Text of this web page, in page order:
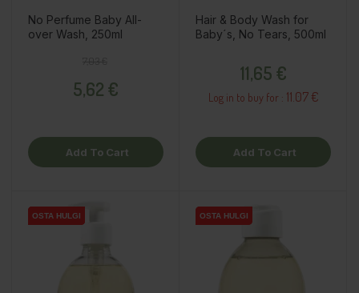
No Perfume Baby All-
over Wash, 250ml
5,62 €
Add To Cart
Hair & Body Wash for
Baby´s, No Tears, 500ml
11,65 €
Log in to buy for : 11.07 €
Add To Cart
OSTA HULGI
OSTA HULGI
OSTA HULGI
OSTA HULGI OSTA HULGI
OSTA HULGI